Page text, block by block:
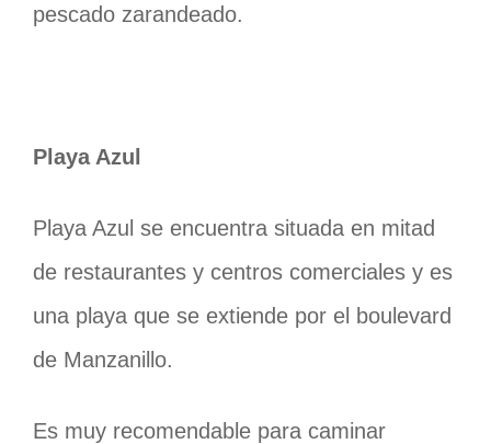
pescado zarandeado.
Playa Azul
Playa Azul se encuentra situada en mitad
de restaurantes y centros comerciales y es
una playa que se extiende por el boulevard
de Manzanillo.
Es muy recomendable para caminar